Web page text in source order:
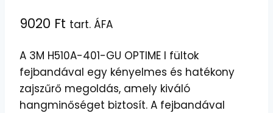
9020 Ft tart. ÁFA
A 3M H510A-401-GU OPTIME I fültok
fejbandával egy kényelmes és hatékony
zajszűrő megoldás, amely kiváló
hangminőséget biztosít. A fejbandával